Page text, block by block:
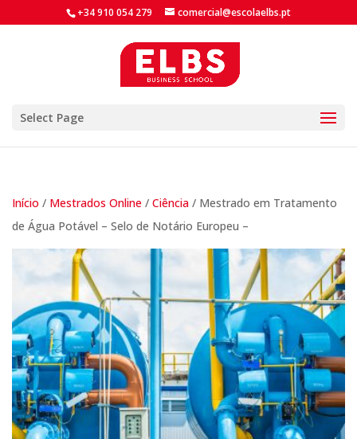
+34 910 054 279 comercial@escolaelbs.pt
Select Page
Início / Mestrados Online / Ciência / Mestrado em Tratamento
de Água Potável – Selo de Notário Europeu –